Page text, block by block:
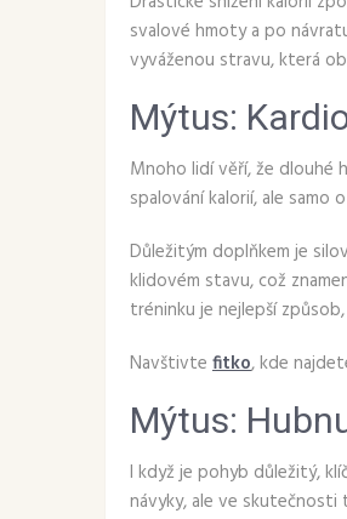
svalové hmoty a po
vyváženou stravu, která
Mýtus:
Mnoho lidí věří, že dlouhé
spalování kalorií, ale samo
Důležitým doplňkem je
klidovém stavu, což
tréninku je nejlepší
Navštivte fitko, kde
Mýtus:
I když je pohyb důležitý,
návyky, ale ve